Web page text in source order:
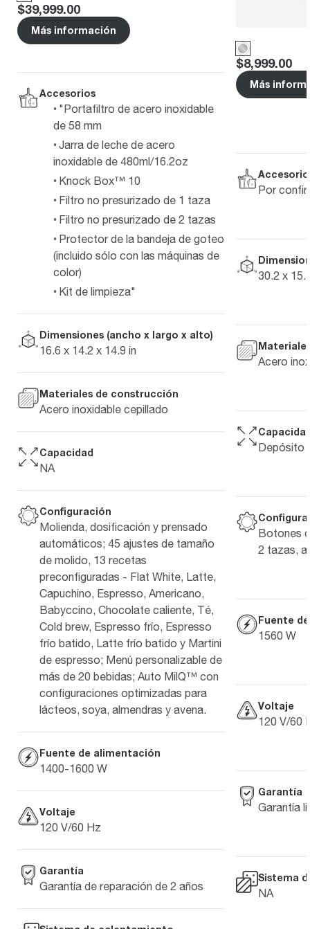
Price:
$39,999.00
Más información
Accesorios
"Portafiltro de acero inoxidable
de 58 mm
Jarra de leche de acero
inoxidable de 480ml/16.2oz
Knock Box™ 10
Filtro no presurizado de 1 taza
Filtro no presurizado de 2 tazas
Protector de la bandeja de goteo
(incluido sólo con las máquinas de
color)
Kit de limpieza"
Dimensiones (ancho x largo x alto)
16.6 x 14.2 x 14.9 in
Materiales de construcción
Acero inoxidable cepillado
Capacidad
NA
Configuración
Molienda, dosificación y prensado
automáticos; 45 ajustes de tamaño
de molido, 13 recetas
preconfiguradas - Flat White, Latte,
Capuchino, Espresso, Americano,
Babyccino, Chocolate caliente, Té,
Cold brew, Espresso frío, Espresso
frío batido, Latte frío batido y Martini
de espresso; Menú personalizable de
más de 20 bebidas; Auto MilQ™ con
configuraciones optimizadas para
lácteos, soya, almendras y avena.
Fuente de alimentación
1400-1600 W
Voltaje
120 V/60 Hz
Garantía
Garantía de reparación de 2 años
Price:
$8,999.00
Más
Por
30.2 x
Acero
Depósito
Botones
2 tazas,
Fuente
1560 W
Voltaje
120 V/60
Garantía
Garantía
Sistema
NA